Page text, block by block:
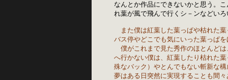
なんとか作品にできないかと思う。
れ葉が風で飛んで行くシ－ンなどい
また僕は紅葉した葉っぱや枯れた
バス停やどこでも気にいっ
僕がこれまで見た秀作のほとんど
へ行かない僕は、紅葉したり枯れた
殊なバック）やとんでもない斬新な
夢はある日突然に実現することも間